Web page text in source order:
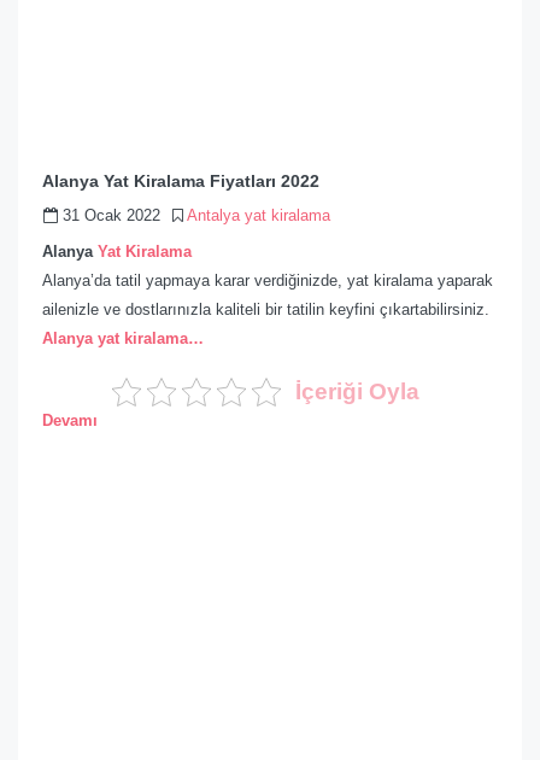
Alanya Yat Kiralama Fiyatları 2022
31 Ocak 2022
Antalya yat kiralama
Alanya Yat Kiralama
Alanya’da tatil yapmaya karar verdiğinizde, yat kiralama yaparak
ailenizle ve dostlarınızla kaliteli bir tatilin keyfini çıkartabilirsiniz.
Alanya yat kiralama…
İçeriği Oyla
Devamı